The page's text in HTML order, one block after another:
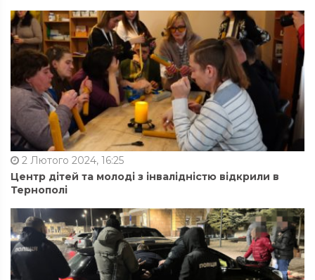
2 Лютого 2024, 16:25
Центр дітей та молоді з інвалідністю відкрили в
Тернополі